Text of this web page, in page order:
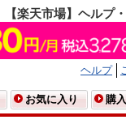
【楽天市場】ヘルプ
ヘルプ
お気に入り 購